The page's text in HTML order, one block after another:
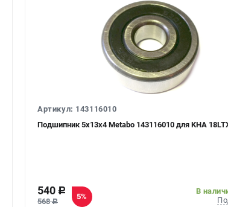
Артикул: 143116010
Подшипник 5х13х4 Metabo 143116010 для KHA
540 c
568c
5%
В